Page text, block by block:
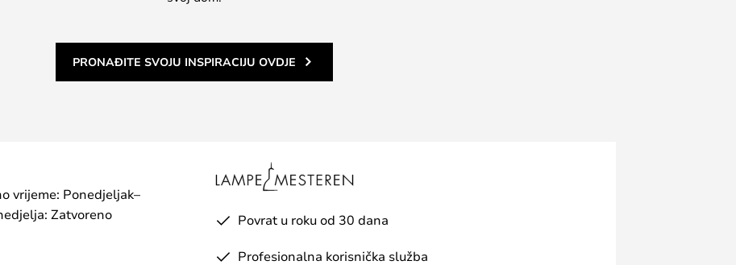
PRONAĐITE SVOJU INSPIRACIJU OVDJE
vrijeme: Ponedjeljak–
Zatvoreno
Povrat u roku od 30 dana
Profesionalna korisnička služba